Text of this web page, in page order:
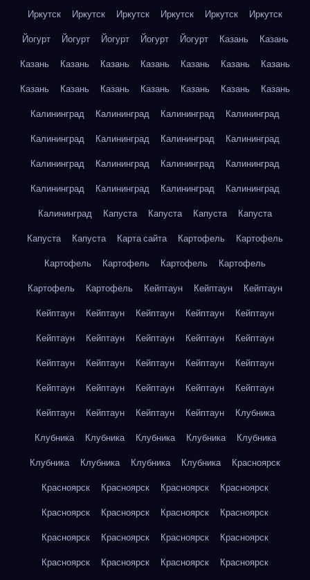
Иркутск
Иркутск Иркутск Иркутск Иркутск
Иркутск
Йогурт
Йогурт Йогурт Йогурт Йогурт Казань
Казань
Казань
Казань Казань Казань Казань Казань
Казань
Казань
Казань Казань Казань Казань Казань
Казань
Калининград
Калининград Калининград
Калининград
Калининград
Калининград Калининград
Калининград
Калининград
Калининград Калининград
Калининград
Калининград
Калининград Калининград
Калининград
Калининград
Капуста Капуста Капуста
Капуста
Капуста
Капуста Карта сайта Картофель
Картофель
Картофель
Картофель Картофель
Картофель
Картофель
Картофель Кейптаун Кейптаун
Кейптаун
Кейптаун
Кейптаун Кейптаун Кейптаун
Кейптаун
Кейптаун
Кейптаун Кейптаун Кейптаун
Кейптаун
Кейптаун
Кейптаун Кейптаун Кейптаун
Кейптаун
Кейптаун
Кейптаун Кейптаун Кейптаун
Кейптаун
Кейптаун
Кейптаун Кейптаун Кейптаун
Клубника
Клубника
Клубника Клубника Клубника
Клубника
Клубника
Клубника Клубника Клубника
Красноярск
Красноярск
Красноярск Красноярск
Красноярск
Красноярск
Красноярск Красноярск
Красноярск
Красноярск
Красноярск Красноярск
Красноярск
Красноярск
Красноярск Красноярск
Красноярск